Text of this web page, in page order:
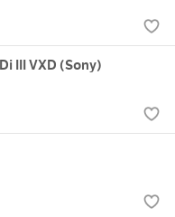
III VXD (Sony)